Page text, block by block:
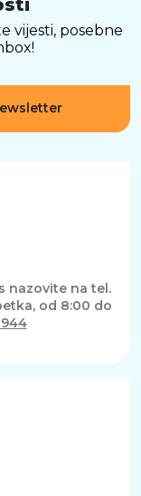
vijesti, posebne
nazovite na tel.
od 8:00 do